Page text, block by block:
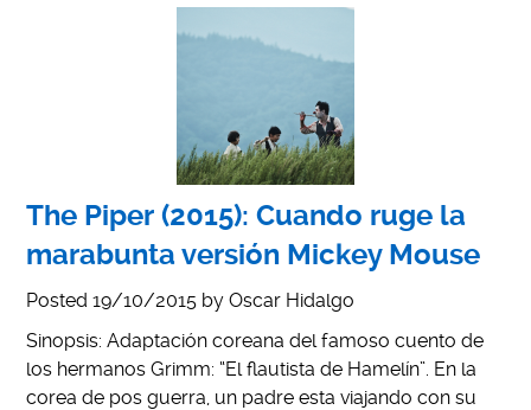
The Piper (2015): Cuando ruge la
marabunta versión Mickey Mouse
Posted19/10/2015 byOscar Hidalgo
Sinopsis: Adaptación coreana del famoso cuento de
los hermanos Grimm: “El flautista de Hamelín”. En la
corea de pos guerra, un padre esta viajando con su